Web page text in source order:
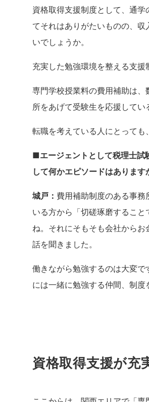
資格取得支援制度として、通
てそれはありがたいものの、
いでしょうか。
充実した勉強環境を整える支援
専門学校授業料の費用補助は
所をあげて受験生を応援してい
転職を考えている人にとっても
■エージェントとして税理士試
して何かエピソードはあります
城戸： 費用補助制度のある事
いる方から「切磋琢磨するこ
ね。それにそもそも会社から
話を聞きました。
働きながら勉強するのは大変
には一緒に勉強する仲間、制度
資格取得支援が充